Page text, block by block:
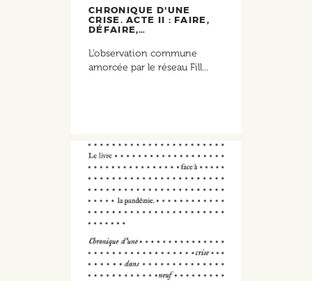
CHRONIQUE D'UNE
CRISE. ACTE II : FAIRE,
DÉFAIRE,…
L’observation commune
amorcée par le réseau Fill...